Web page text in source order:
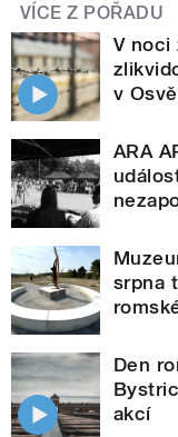
VÍCE Z POŘADU
V noci
v
ARA
srpna
Den
akcí